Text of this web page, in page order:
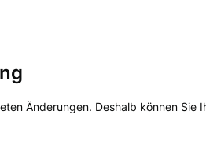
Änderungen. Deshalb können Sie